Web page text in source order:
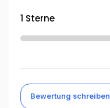
1 Sterne
Bewertung schreiben